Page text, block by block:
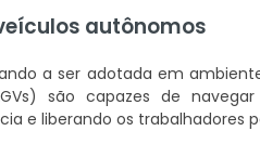
autônomos
a ser adotada em
são capazes de
e liberando os trabalhadores